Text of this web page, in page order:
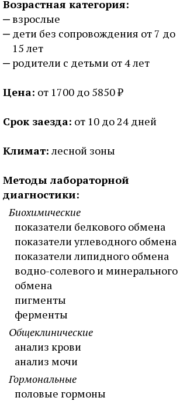
Возрастная категория:
взрослые
дети без сопровождения от 7 до
15 лет
родители с детьми от 4 лет
Цена: от 1700 до 5850 ₽
Срок заезда: от 10 до 24 дней
Климат: лесной зоны
Методы лабораторной
диагностики:
Биохимические
показатели белкового обмена
показатели углеводного обмена
показатели липидного обмена
водно-солевого и минерального
обмена
пигменты
ферменты
Общеклинические
анализ крови
анализ мочи
Гормональные
половые гормоны